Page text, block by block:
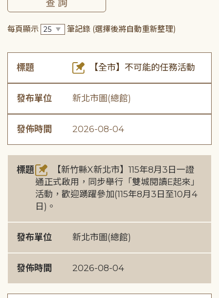
每頁顯示 筆記錄 (選擇後將自動重新整理)
標題 【全市】不可能的任務活動
發布單位 新北市圖(總館)
發佈時間 2026-08-04
標題
【新竹縣X新北市】115年8月3日一證
通正式啟用，同步舉行「雙城閱讀E起來」
活動，歡迎踴躍參加(115年8月3日至10月4
日)。
發布單位 新北市圖(總館)
發佈時間 2026-08-04